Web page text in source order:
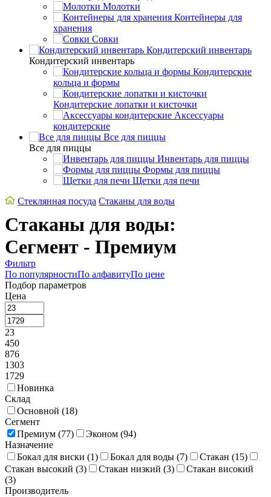
Молотки
Контейнеры для
хранения
Совки
Кондитерский инвентарь
Кондитерский инвентарь
Кондитерские
кольца и формы
Кондитерские лопатки и кисточки
Аксессуары
кондитерские
Все для пиццы
Все для пиццы
Инвентарь для пиццы
Формы для пиццы
Щетки для печи
Стеклянная посуда Стаканы для воды
Стаканы для воды:
Сегмент - Премиум
Фильтр
По популярностиПо алфавитуПо цене
Подбор параметров
Цена
23
450
876
1303
1729
Новинка
Склад
Основной (18)
Сегмент
Премиум (77) Эконом (94)
Назначение
Бокал для виски (1) Бокал для воды (7) Стакан (15)
Стакан высокий (3) Стакан низкий (3)
Стакан високий
(3)
Производитель